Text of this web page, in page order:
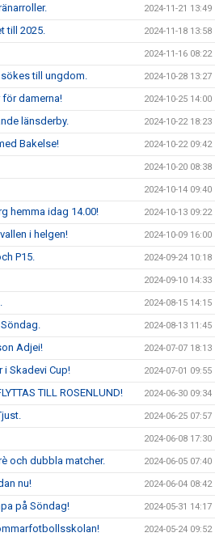
2024-11-21 13:49
till 2025. 2024-11-18 13:58
2024-11-16 08:22
till ungdom. 2024-10-28 13:27
för damerna! 2024-10-25 14:00
länsderby. 2024-10-22 18:23
Bakelse! 2024-10-22 09:42
2024-10-20 08:38
2024-10-14 09:40
hemma idag 14.00! 2024-10-13 09:22
i helgen! 2024-10-09 16:00
P15. 2024-09-24 10:18
2024-09-10 14:33
2024-08-15 14:15
2024-08-13 11:45
Adjei! 2024-07-07 18:13
i Skadevi Cup! 2024-07-01 09:55
TILL ROSENLUND! 2024-06-30 09:34
2024-06-25 07:57
2024-06-08 17:30
och dubbla matcher. 2024-06-05 07:40
nu! 2024-06-04 08:42
på Söndag! 2024-05-31 14:17
2024-05-24 09:52